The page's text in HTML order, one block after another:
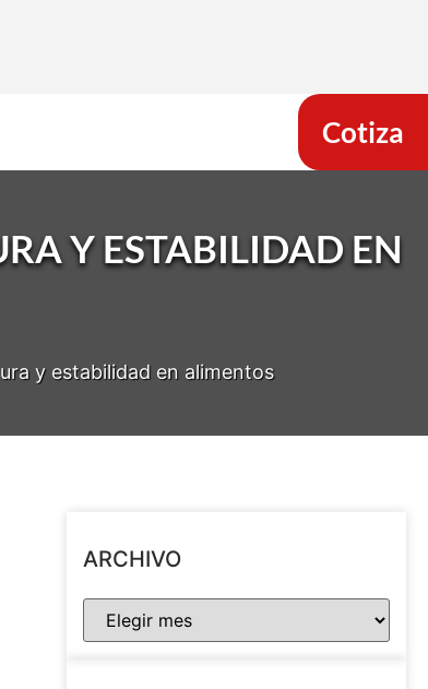
Cotiza
Y ESTABILIDAD EN
y estabilidad en alimentos
ARCHIVO